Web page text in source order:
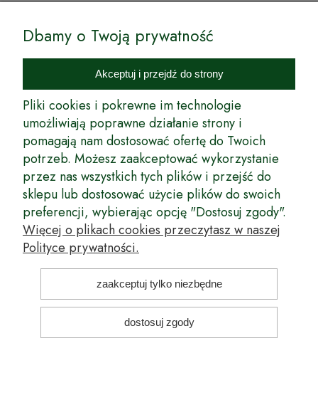
Internetowy Sklep Ogrodniczy Podkarpackie Sady to inicjatywa
podkarpackich szkółkarzy, której zamierzeniem jest wprowadzenie na
rynek wysokiej jakości drzewek owocowych, drzewek ozdobnych oraz
innych produktów pozwalających na uprawianie zarówno małych, jak
i dużych sadów oraz ogrodów.
Wspólnie stworzyliśmy dla Państwa kompleksową ofertę - wspaniałe
produkty, dary ziemi ze szkółek drzewek ozdobnych i owocowych,
których tradycje sięgają roku 1953. Drzewka produkowane są
z najwyższą starannością przez trzecie pokolenie plantatorów.
Długoletnie Doświadczenie sprawiło, że wszystkie drzewka cechuje
duża odporność na zmienne warunki atmosferyczne naszego klimatu
oraz niezwykły urodzaj. W ofercie naszego internetowego sklepu
ogrodniczego: drzewka owocowe, krzewy owocowe, drzewka
ozdobne, odmiany jabłoni, sadzonki drzew owocowych, borówka
amerykańska, róże wielkokwiatowe, odmiany czereśni, odmiany śliwek
Nasze motto brzmi: Z myślą o Twoim ogrodzie... Przekonaj się o tym
kupując drzewka w naszym sklepie!
Dbamy o Twoją prywatność
Akceptuj i przejdź do strony
Pliki cookies i pokrewne im technologie
umożliwiają poprawne działanie strony i
pomagają nam dostosować ofertę do Twoich
potrzeb. Możesz zaakceptować wykorzystanie
przez nas wszystkich tych plików i przejść do
sklepu lub dostosować użycie plików do swoich
preferencji, wybierając opcję "Dostosuj zgody".
Więcej o plikach cookies przeczytasz w naszej
Polityce prywatności.
zaakceptuj tylko niezbędne
dostosuj zgody